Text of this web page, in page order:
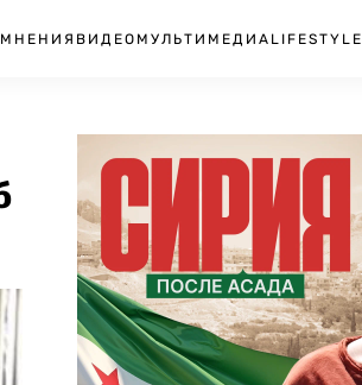
МНЕНИЯ ВИДЕО МУЛЬТИМЕДИА LIFESTYLE